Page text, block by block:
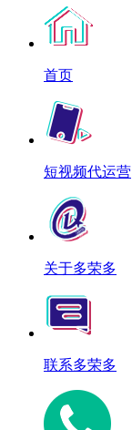
首页
短视频代运营
关于多荣多
联系多荣多